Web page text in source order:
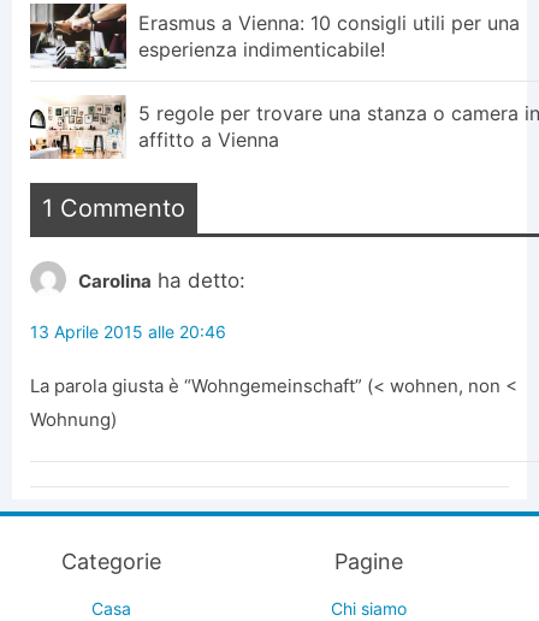
Erasmus a Vienna: 10 consigli utili per una
esperienza indimenticabile!
5 regole per trovare una stanza o camera in
affitto a Vienna
1 Commento
Carolina ha detto:
13 Aprile 2015 alle 20:46
La parola giusta è “Wohngemeinschaft” (< wohnen, non <
Wohnung)
Categorie
Casa
Pagine
Chi siamo